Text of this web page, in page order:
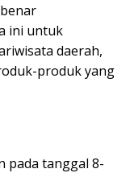
ini untuk
daerah,
produk yang
pada tanggal 8-